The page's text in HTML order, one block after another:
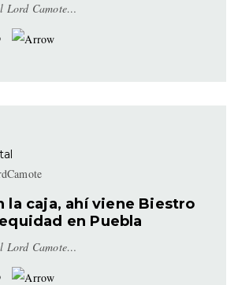
Lord Camote…
la caja, ahí viene Biestro
en Puebla
Lord Camote…